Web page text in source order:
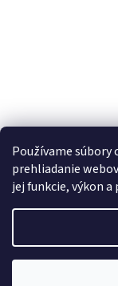
Používame súbory
prehliadanie
jej funkcie, výkon